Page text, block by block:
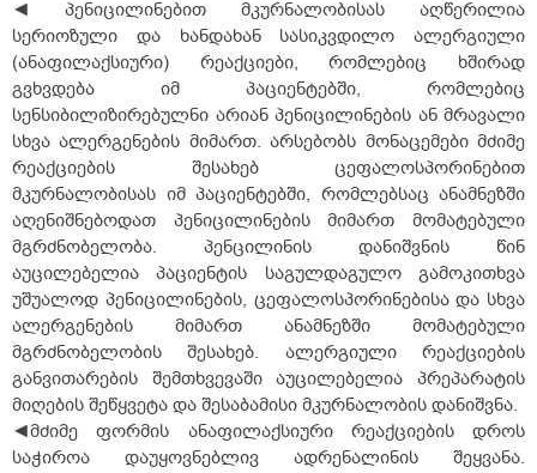
◄ პენიცილინებით მკურნალობისას აღწერილია
სერიოზული და ხანდახან სასიკვდილო ალერგიული
(ანაფილაქსიური) რეაქციები, რომლებიც ხშირად
გვხვდება იმ პაციენტებში, რომლებიც
სენსიბილიზირებულნი არიან პენიცილინების ან მრავალი
სხვა ალერგენების მიმართ. არსებობს მონაცემები მძიმე
რეაქციების შესახებ ცეფალოსპორინებით
მკურნალობისას იმ პაციენტებში, რომლებსაც ანამნეზში
აღენიშნებოდათ პენიცილინების მიმართ მომატებული
მგრძნობელობა. პენცილინის დანიშვნის წინ
აუცილებელია პაციენტის საგულდაგულო გამოკითხვა
უშუალოდ პენიცილინების, ცეფალოსპორინებისა და სხვა
ალერგენების მიმართ ანამნეზში მომატებული
მგრძნობელობის შესახებ. ალერგიული რეაქციების
განვითარების შემთხვევაში აუცილებელია პრეპარატის
მიღების შეწყვეტა და შესაბამისი მკურნალობის დანიშვნა.
◄მძიმე ფორმის ანაფილაქსიური რეაქციების დროს
საჭიროა დაუყოვნებლივ ადრენალინის შეყვანა.